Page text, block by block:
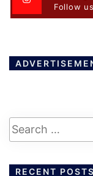
Follow
RECENT POSTS